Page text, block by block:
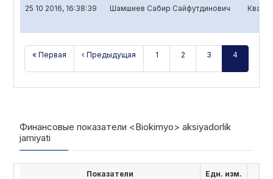
25 10 2016, 16:38:39 Шамшиев Сабир Сайфутдинович
« Первая ‹ Предыдущая 1 2 3 4
Финансовые показатели <Biokimyo> aksiyadorlik
jamiyati
Показатели Едн. изм.